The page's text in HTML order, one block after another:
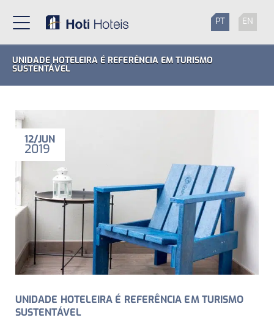
PT EN
UNIDADE HOTELEIRA É REFERÊNCIA EM TURISMO
SUSTENTÁVEL
12 JUN
2019
UNIDADE HOTELEIRA É REFERÊNCIA EM TURISMO
SUSTENTÁVEL